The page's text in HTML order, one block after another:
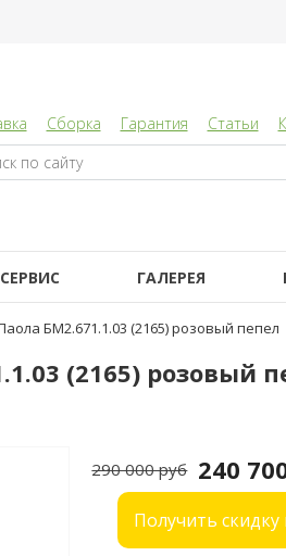
Сборка Гарантия Статьи
СЕРВИС ГАЛЕРЕЯ
БМ2.671.1.03 (2165) розовый пепел
(2165) розовый
240
290 000 руб
Получить скидку